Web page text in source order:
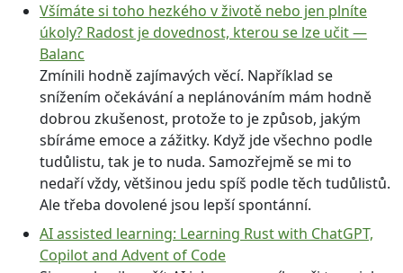
Všímáte si toho hezkého v životě nebo jen plníte
úkoly? Radost je dovednost, kterou se lze učit —
Balanc
Zmínili hodně zajímavých věcí. Například se
snížením očekávání a neplánováním mám hodně
dobrou zkušenost, protože to je způsob, jakým
sbíráme emoce a zážitky. Když jde všechno podle
tudůlistu, tak je to nuda. Samozřejmě se mi to
nedaří vždy, většinou jedu spíš podle těch tudůlistů.
Ale třeba dovolené jsou lepší spontánní.
AI assisted learning: Learning Rust with ChatGPT,
Copilot and Advent of Code